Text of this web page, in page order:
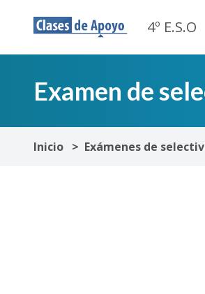
4º E.S.O
Examen de
Inicio Exámenes de